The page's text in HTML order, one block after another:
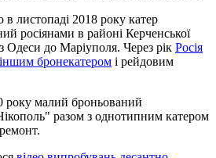
листопаді 2018 року катер
росіянами в районі Керченської
Одеси до Маріуполя. Через рік Росія
бронекатером і рейдовим
року малий броньований
разом з однотипним катером